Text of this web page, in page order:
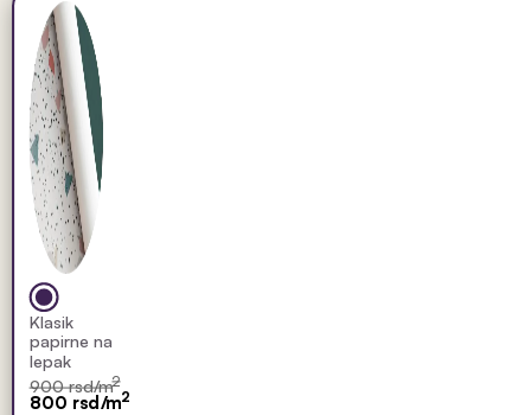
Klasik
papirne na
lepak
900 rsd/m2
800 rsd/m2